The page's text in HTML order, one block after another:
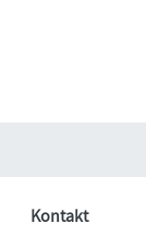
Kontakt